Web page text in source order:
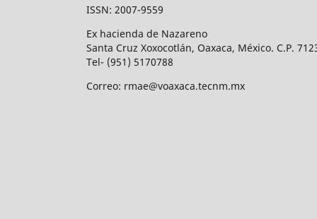
ISSN: 2007-9559
Ex hacienda de Nazareno
Santa Cruz Xoxocotlán, Oaxaca, México. C.P.
Tel- (951) 5170788
Correo: rmae@voaxaca.tecnm.mx